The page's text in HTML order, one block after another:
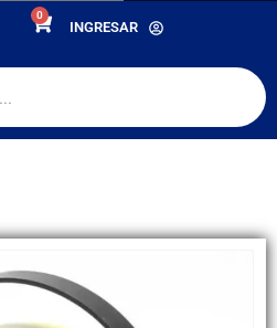
0
INGRESAR
INALÁMBRICO PARA NIÑOS REGALOS